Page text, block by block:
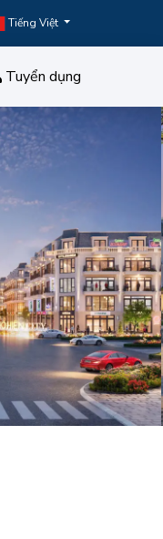
Tiếng Việt
Tuyển dụng